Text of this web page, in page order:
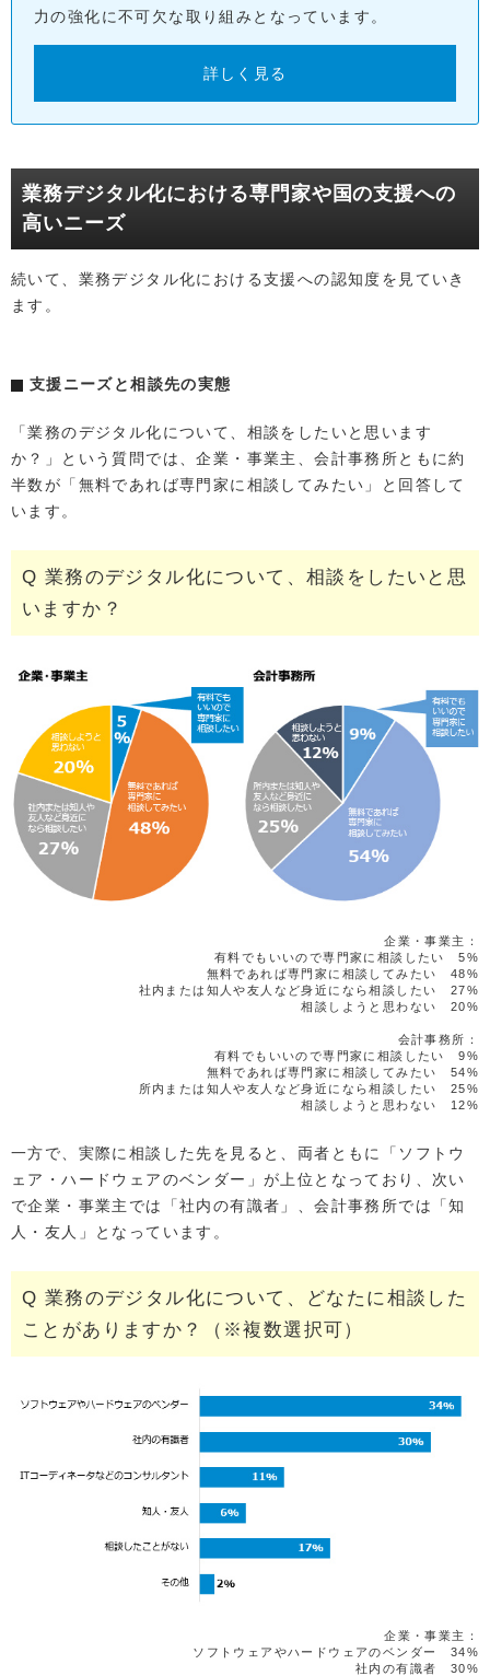
力の強化に不可欠な取り組みとなっています。
詳しく見る
業務デジタル化における専門家や国の支援への
高いニーズ
続いて、業務デジタル化における支援への認知度を見ていき
ます。
支援ニーズと相談先の実態
「業務のデジタル化について、相談をしたいと思います
か？」という質問では、企業・事業主、会計事務所ともに約
半数が「無料であれば専門家に相談してみたい」と回答して
います。
Q 業務のデジタル化について、相談をしたいと思
いますか？
企業・事業主：
有料でもいいので専門家に相談したい 5%
無料であれば専門家に相談してみたい 48%
社内または知人や友人など身近になら相談したい 27%
相談しようと思わない 20%
会計事務所：
有料でもいいので専門家に相談したい 9%
無料であれば専門家に相談してみたい 54%
所内または知人や友人など身近になら相談したい 25%
相談しようと思わない 12%
一方で、実際に相談した先を見ると、両者ともに「ソフトウ
ェア・ハードウェアのベンダー」が上位となっており、次い
で企業・事業主では「社内の有識者」、会計事務所では「知
人・友人」となっています。
Q 業務のデジタル化について、どなたに相談した
ことがありますか？（※複数選択可）
企業・事業主：
ソフトウェアやハードウェアのベンダー 34%
社内の有識者 30%